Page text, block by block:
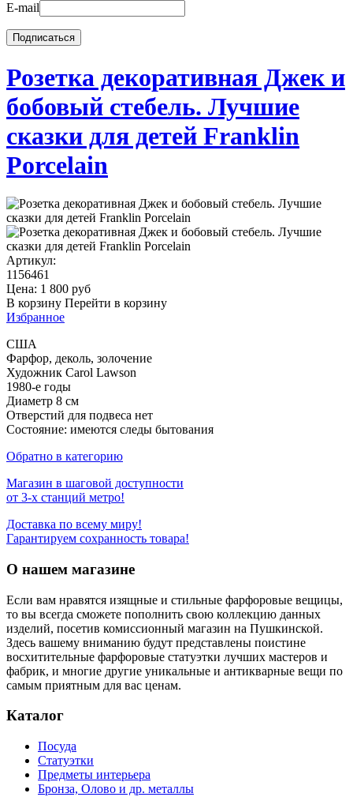
E-mail
Розетка декоративная Джек и
бобовый стебель. Лучшие
сказки для детей Franklin
Porcelain
Артикул:
1156461
Цена: 1 800 руб
В корзину Перейти в корзину
Избранное
США
Фарфор, деколь, золочение
Художник Carol Lawson
1980-е годы
Диаметр 8 см
Отверстий для подвеса нет
Состояние: имеются следы бытования
Обратно в категорию
Магазин в шаговой доступности
от 3-х станций метро!
Доставка по всему миру!
Гарантируем сохранность товара!
О нашем магазине
Если вам нравятся изящные и стильные фарфоровые вещицы,
то вы всегда сможете пополнить свою коллекцию данных
изделий, посетив комиссионный магазин на Пушкинской.
Здесь вашему вниманию будут представлены поистине
восхитительные фарфоровые статуэтки лучших мастеров и
фабрик, и многие другие уникальные и антикварные вещи по
самым приятным для вас ценам.
Каталог
Посуда
Статуэтки
Предметы интерьера
Бронза, Олово и др. металлы